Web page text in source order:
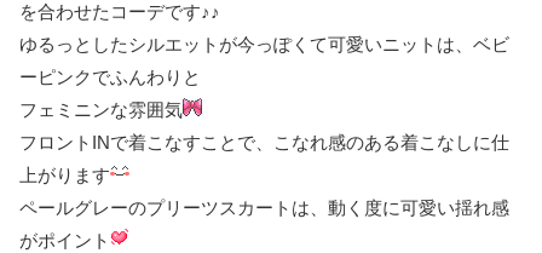
を合わせたコーデです♪♪
ゆるっとしたシルエットが今っぽくて可愛いニットは、ベビ
ーピンクでふんわりと
フェミニンな雰囲気
フロントINで着こなすことで、こなれ感のある着こなしに仕
上がります
ペールグレーのプリーツスカートは、動く度に可愛い揺れ感
がポイント